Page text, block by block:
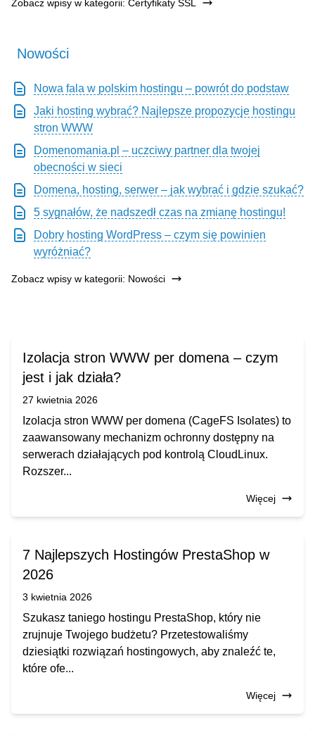
Zobacz wpisy w kategorii: Certyfikaty SSL
Nowości
Nowa fala w polskim hostingu – powrót do podstaw
Jaki hosting wybrać? Najlepsze propozycje hostingu
stron WWW
Domenomania.pl – uczciwy partner dla twojej
obecności w sieci
Domena, hosting, serwer – jak wybrać i gdzie szukać?
5 sygnałów, że nadszedł czas na zmianę hostingu!
Dobry hosting WordPress – czym się powinien
wyróżniać?
Zobacz wpisy w kategorii: Nowości
Izolacja stron WWW per domena – czym
jest i jak działa?
27 kwietnia 2026
Izolacja stron WWW per domena (CageFS Isolates) to
zaawansowany mechanizm ochronny dostępny na
serwerach działających pod kontrolą CloudLinux.
Rozszer...
Więcej
7 Najlepszych Hostingów PrestaShop w
2026
3 kwietnia 2026
Szukasz taniego hostingu PrestaShop, który nie
zrujnuje Twojego budżetu? Przetestowaliśmy
dziesiątki rozwiązań hostingowych, aby znaleźć te,
które ofe...
Więcej